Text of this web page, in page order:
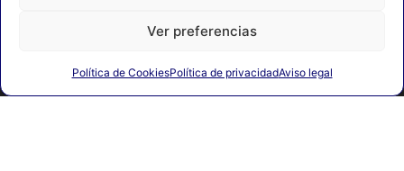
Ver preferencias
Política de CookiesPolítica de privacidadAviso legal
© 2024 FEDERACIÓN ESPAÑOLA DE BOXEO. C/ FERRAZ, 16 1º
DRCHA. 28008 Madrid | DESARROLLADO POR TOOOLS.